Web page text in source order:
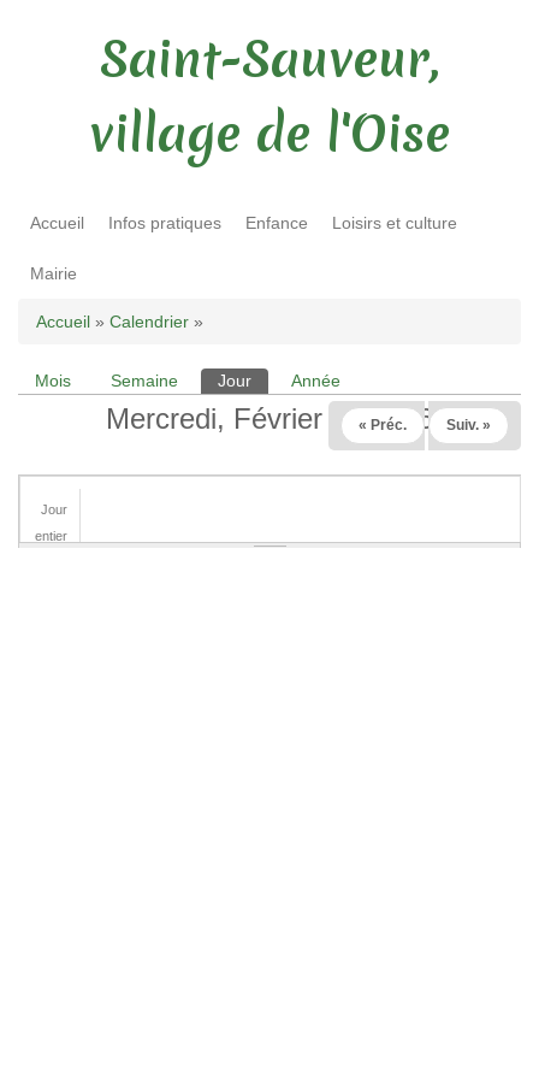
Saint-Sauveur,
village de l'Oise
Accueil Infos pratiques Enfance Loisirs et culture
Mairie
Vous êtes ici
Accueil » Calendrier »
Onglets principaux
Mois Semaine Jour (onglet actif)
Année
Mercredi, Février 25 2026
« Préc. Suiv. »
Jour
entier